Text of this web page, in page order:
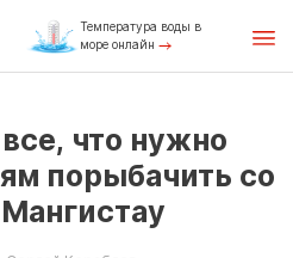
Температура воды в
море онлайн
что нужно
порыбачить со